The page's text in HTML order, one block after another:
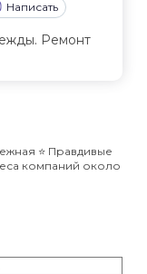
Написать
Ремонт
⭐️ Правдивые
компаний около